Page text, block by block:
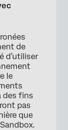
de
d’utiliser
le
des fins
pas
que